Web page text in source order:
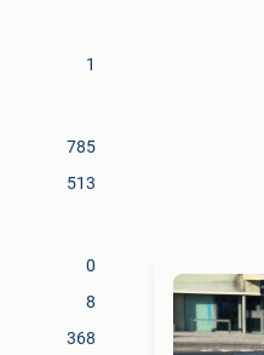
1
785
513
0
8
368